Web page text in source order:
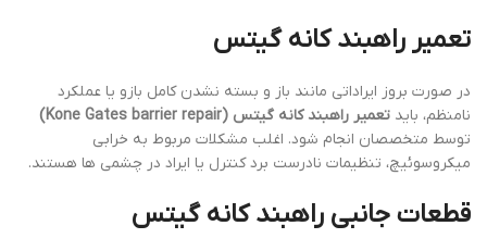
تعمیر راهبند کانه گیتس
در صورت بروز ایراداتی مانند باز و بسته نشدن کامل بازو یا عملکرد
نامنظم، باید تعمیر راهبند کانه گیتس (Kone Gates barrier repair)
توسط متخصصان انجام شود. اغلب مشکلات مربوط به خرابی
میکروسوئیچ، تنظیمات نادرست برد کنترل یا ایراد در چشمی ها هستند.
قطعات جانبی راهبند کانه گیتس